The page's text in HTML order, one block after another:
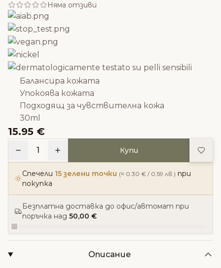
Няма отзиви
Балансира кожата
Упокоява кожата
Подходящ за чувствителна кожа
30ml
15.95 €
1 Купи
Спечели 15 зелени точки (≈ 0.30 € / 0.59 лв.) при
покупка
Безплатна доставка до офис/автомат при
поръчка над 50,00 €
Описание